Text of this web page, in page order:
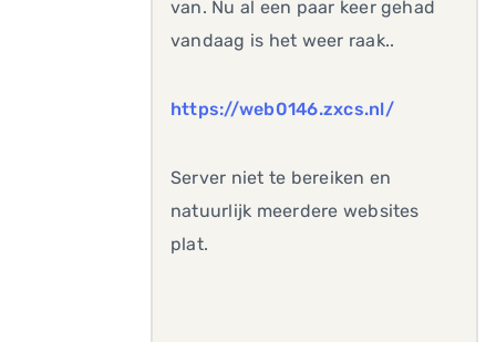
van. Nu al een paar keer gehad
vandaag is het weer raak..
https://web0146.zxcs.nl/
Server niet te bereiken en
natuurlijk meerdere websites
plat.